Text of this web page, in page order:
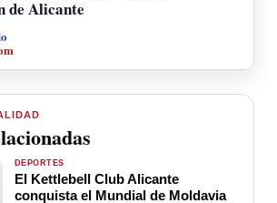
de Alicante
DEPORTES
El Kettlebell Club Alicante
conquista el Mundial de Moldavia